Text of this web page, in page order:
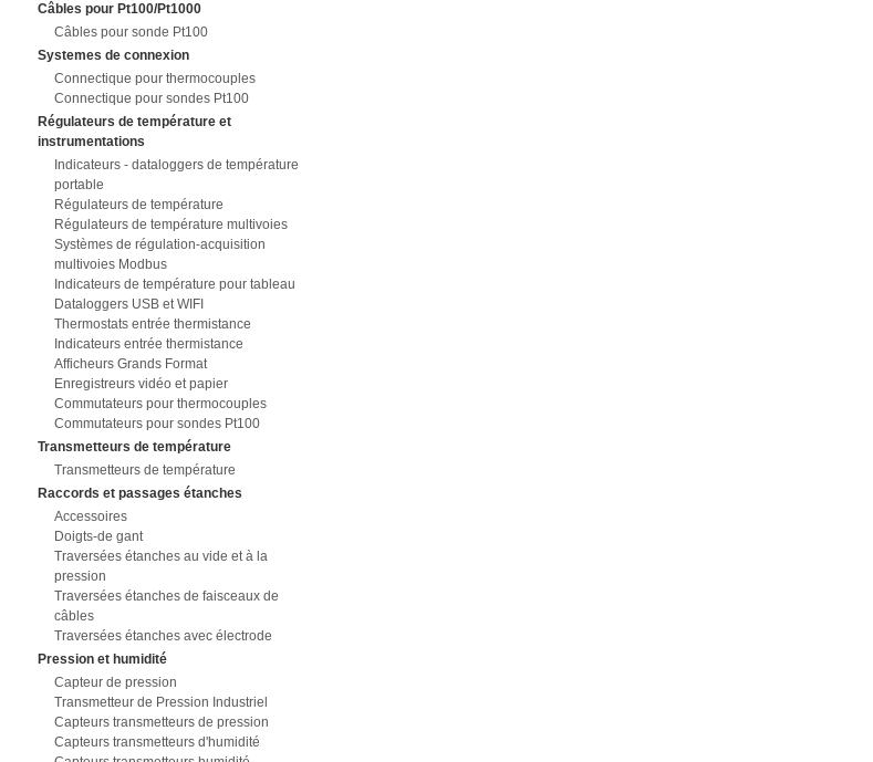
Câbles pour Pt100/Pt1000
Câbles pour sonde Pt100
Systemes de connexion
Connectique pour thermocouples
Connectique pour sondes Pt100
Régulateurs de température et
instrumentations
Indicateurs - dataloggers de température
portable
Régulateurs de température
Régulateurs de température multivoies
Systèmes de régulation-acquisition
multivoies Modbus
Indicateurs de température pour tableau
Dataloggers USB et WIFI
Thermostats entrée thermistance
Indicateurs entrée thermistance
Afficheurs Grands Format
Enregistreurs vidéo et papier
Commutateurs pour thermocouples
Commutateurs pour sondes Pt100
Transmetteurs de température
Transmetteurs de température
Raccords et passages étanches
Accessoires
Doigts-de gant
Traversées étanches au vide et à la
pression
Traversées étanches de faisceaux de
câbles
Traversées étanches avec électrode
Pression et humidité
Capteur de pression
Transmetteur de Pression Industriel
Capteurs transmetteurs de pression
Capteurs transmetteurs d'humidité